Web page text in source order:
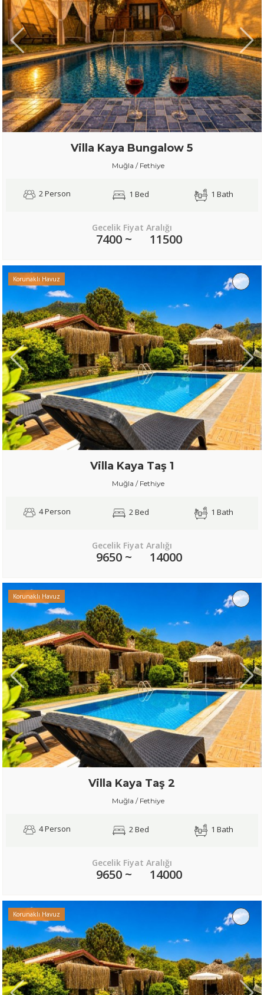
Villa Kaya Bungalow 5
Muğla / Fethiye
2 Person 1 Bed 1 Bath
Gecelik Fiyat Aralığı
7400 ~ 11500
Korunaklı Havuz
Villa Kaya Taş 1
Muğla / Fethiye
4 Person 2 Bed 1 Bath
Gecelik Fiyat Aralığı
9650 ~ 14000
Korunaklı Havuz
Villa Kaya Taş 2
Muğla / Fethiye
4 Person 2 Bed 1 Bath
Gecelik Fiyat Aralığı
9650 ~ 14000
Korunaklı Havuz